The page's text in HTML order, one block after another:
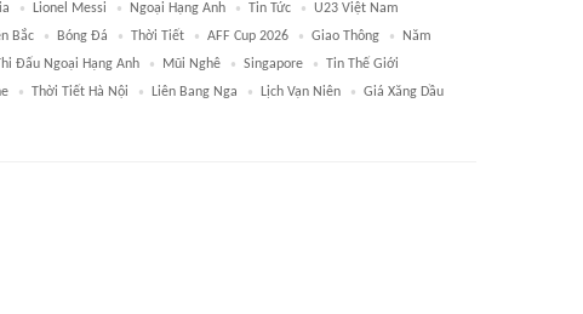
Lionel Messi Ngoại Hạng Anh Tin Tức
U23 Việt Nam
Bắc Bóng Đá Thời Tiết AFF Cup 2026 Giao Thông
Năm
Đấu Ngoại Hạng Anh Mũi Nghê Singapore
Tin Thế Giới
Thời Tiết Hà Nội Liên Bang Nga Lịch Vạn Niên
Giá Xăng Dầu